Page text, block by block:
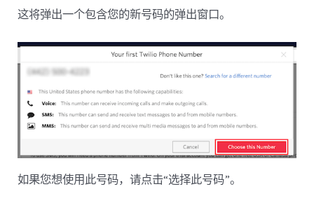
这将弹出一个包含您的新号码的弹出窗口。
如果您想使用此号码，请点击“选择此号码”。